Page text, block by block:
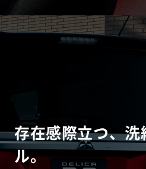
存在感際立つ、洗
ル。